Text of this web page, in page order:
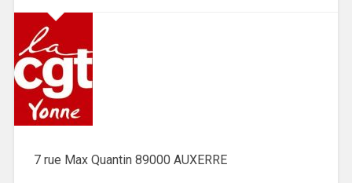
7 rue Max Quantin 89000 AUXERRE